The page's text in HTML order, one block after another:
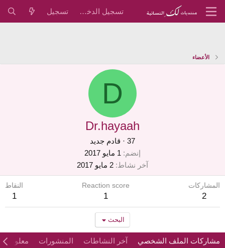
تسجيل الدخول تسجيل
الأعضاء
D
Dr.hayaah
قادم جديد · 37
إنضم
1 مايو 2017
آخر نشاط 2 مايو 2017
المشاركات
2
Reaction score
1
النقاط
1
البحث
مشاركات الملف الشخصي آخر النشاطات المنشورات معلومات